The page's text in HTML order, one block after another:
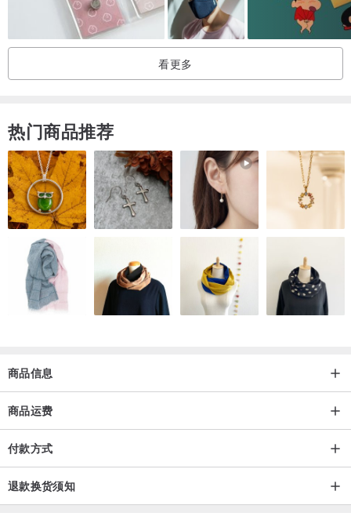
看更多
热门商品推荐
商品信息
商品运费
付款方式
退款换货须知